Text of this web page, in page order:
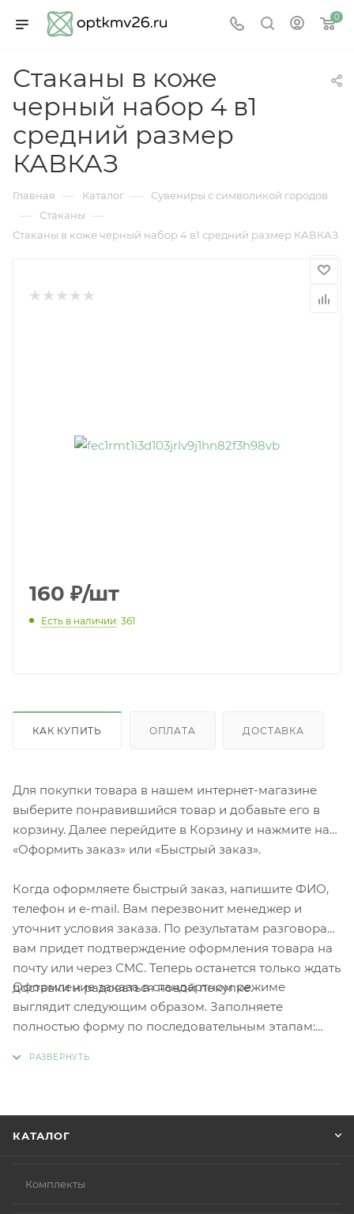
0
Стаканы в коже
черный набор 4 в1
средний размер
КАВКАЗ
Главная — Каталог — Сувениры с символикой городов
— Стаканы —
Стаканы в коже черный набор 4 в1 средний размер КАВКАЗ
160 ₽/шт
Есть в наличии: 361
КАК КУПИТЬ ОПЛАТА ДОСТАВКА
Для покупки товара в нашем интернет-магазине
выберите понравившийся товар и добавьте его в
корзину. Далее перейдите в Корзину и нажмите на
«Оформить заказ» или «Быстрый заказ».
Когда оформляете быстрый заказ, напишите ФИО,
телефон и e-mail. Вам перезвонит менеджер и
уточнит условия заказа. По результатам разговора
вам придет подтверждение оформления товара на
почту или через СМС. Теперь останется только ждать
доставки и радоваться новой покупке.
Оформление заказа в стандартном режиме
выглядит следующим образом. Заполняете
полностью форму по последовательным этапам:
КАТАЛОГ
Комплекты